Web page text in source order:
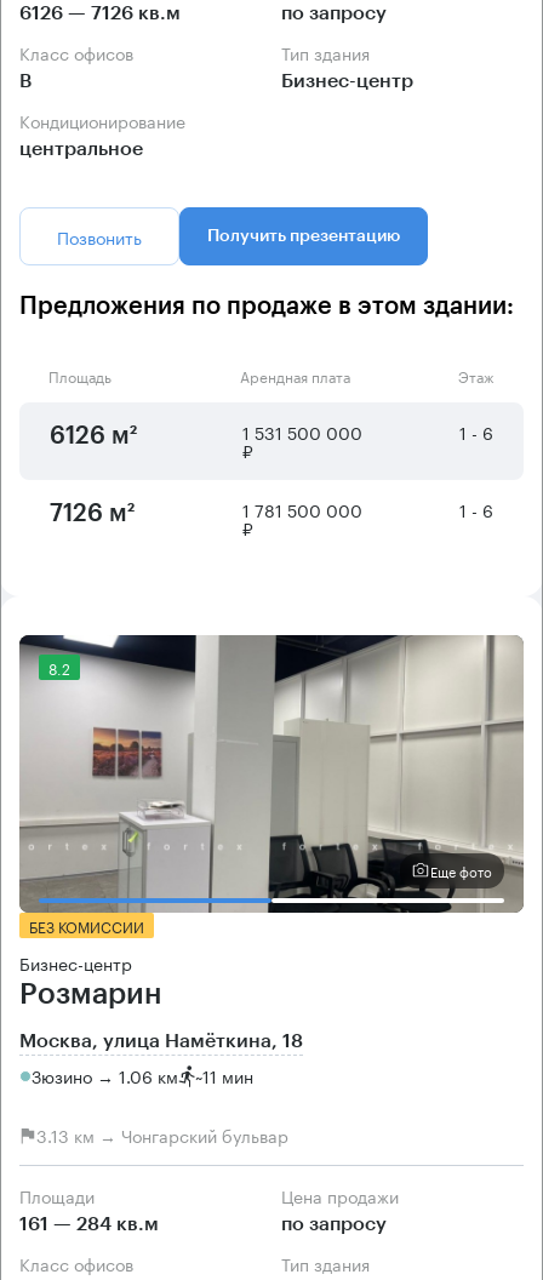
6126 — 7126 кв.м по запросу
Класс офисов
B
Тип здания
Бизнес-центр
Кондиционирование
центральное
Позвонить Получить презентацию
Предложения по продаже в этом здании:
Площадь Арендная плата Этаж
6126 м² 1 531 500 000
₽
1 - 6
7126 м² 1 781 500 000
₽
1 - 6
8.2
Еще фото
БЕЗ КОМИССИИ
Бизнес-центр
Розмарин
Москва, улица Намёткина, 18
Зюзино → 1.06 км ~11 мин
3.13 км → Чонгарский бульвар
Площади
161 — 284 кв.м
Цена продажи
по запросу
Класс офисов Тип здания